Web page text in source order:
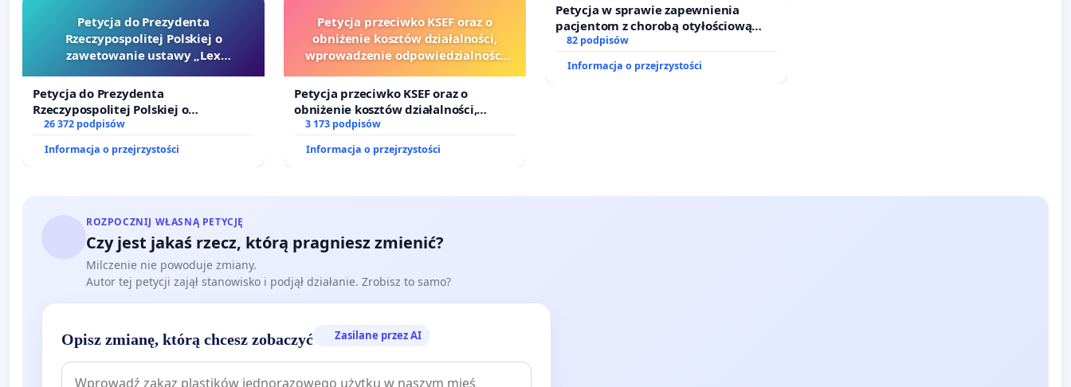
Petycja do Prezydenta
Rzeczypospolitej Polskiej o
zawetowanie ustawy „Lex
Petycja do Prezydenta
Rzeczypospolitej Polskiej o
zawetowanie ustawy „Lex Szarlatan”
26 372 podpisów
Informacja o przejrzystości
Petycja przeciwko KSEF oraz o
obniżenie kosztów działalności,
wprowadzenie odpowiedzialności
sędziów
Petycja przeciwko KSEF oraz o
obniżenie kosztów działalności,
wprowadzenie odpowiedzialności
sędziów
3 173 podpisów
Informacja o przejrzystości
Petycja w sprawie zapewnienia
pacjentom z chorobą otyłościową
dostępu do kompleksowego leczenia
82 podpisów
Informacja o przejrzystości
ROZPOCZNIJ WŁASNĄ PETYCJĘ
Czy jest jakaś rzecz, którą pragniesz zmienić?
Milczenie nie powoduje zmiany.
Autor tej petycji zajął stanowisko i podjął działanie. Zrobisz to samo?
Opisz zmianę, którą chcesz zobaczyć Zasilane przez AI